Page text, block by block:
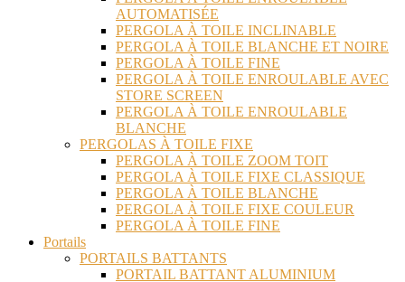
AUTOMATISÉE
PERGOLA À TOILE INCLINABLE
PERGOLA À TOILE BLANCHE ET NOIRE
PERGOLA À TOILE FINE
PERGOLA À TOILE ENROULABLE AVEC
STORE SCREEN
PERGOLA À TOILE ENROULABLE
BLANCHE
PERGOLAS À TOILE FIXE
PERGOLA À TOILE ZOOM TOIT
PERGOLA À TOILE FIXE CLASSIQUE
PERGOLA À TOILE BLANCHE
PERGOLA À TOILE FIXE COULEUR
PERGOLA À TOILE FINE
Portails
PORTAILS BATTANTS
PORTAIL BATTANT ALUMINIUM